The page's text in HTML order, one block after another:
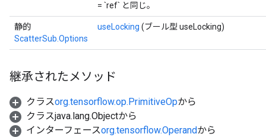
= `ref` と同じ。
静的
ScatterSub.Options
useLocking (ブール型 useLocking)
継承されたメソッド
クラスorg.tensorflow.op.PrimitiveOpから
クラスjava.lang.Objectから
インターフェースorg.tensorflow.Operandから